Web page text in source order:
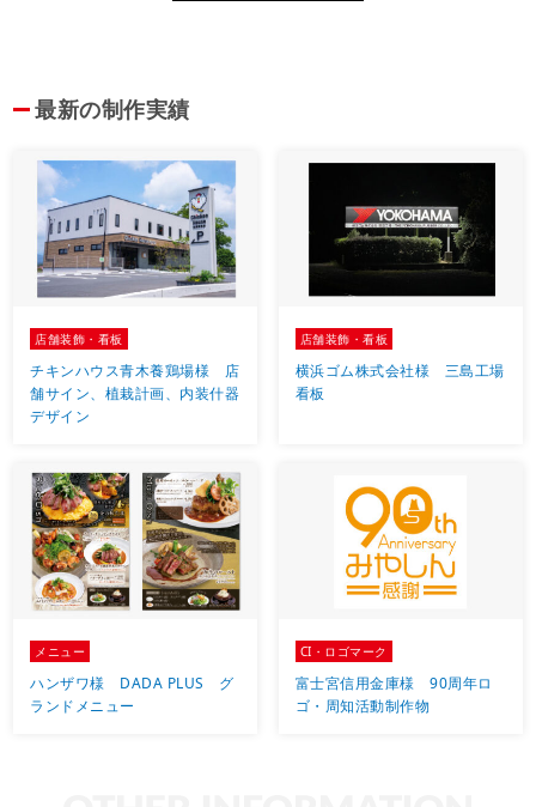
最新の制作実績
店舗装飾・看板
チキンハウス青木養鶏場様 店
舗サイン、植栽計画、内装什器
デザイン
店舗装飾・看板
横浜ゴム株式会社様 三島工場
看板
メニュー
ハンザワ様 DADA PLUS グ
ランドメニュー
CI・ロゴマーク
富士宮信用金庫様 90周年ロ
ゴ・周知活動制作物